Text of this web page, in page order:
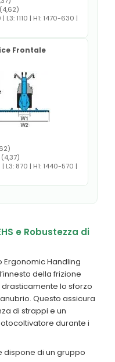
(4,62)
L3: 1110 | H1: 1470-630 |
Frontale
(4,37)
| L3: 870 | H1: 1440-570 |
e Robustezza di
Handling
della frizione
lo sforzo
Questo assicura
di strappi e un
durante i
dispone di un gruppo